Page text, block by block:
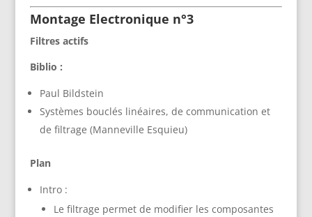
Montage Electronique n°3
Filtres actifs
Biblio :
Paul Bildstein
Systèmes bouclés linéaires, de communication et
de filtrage (Manneville Esquieu)
Plan
Intro :
Le filtrage permet de modifier les composantes